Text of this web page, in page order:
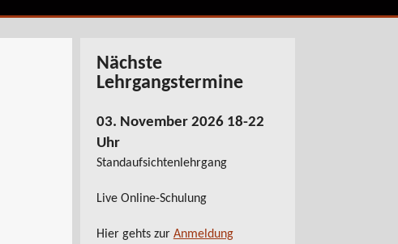
Nächste
Lehrgangstermine
03. November 2026 18-22
Uhr
Standaufsichtenlehrgang
Live Online-Schulung
Hier gehts zur Anmeldung